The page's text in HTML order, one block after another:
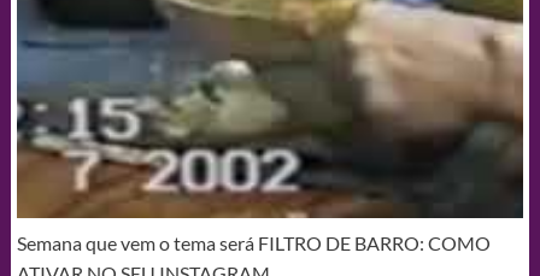
Semana que vem o tema será FILTRO DE BARRO: COMO